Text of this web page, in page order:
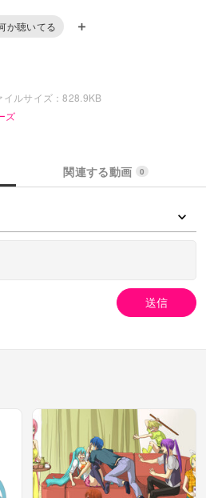
か聴いてる
イルサイズ：828.9KB
ズ
関連する動画 0
送信